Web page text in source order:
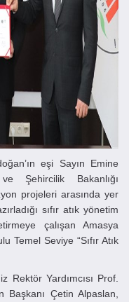
eşi Sayın Emine
Şehircilik Bakanlığı
projeleri arasında yer
sıfır atık yönetim
çalışan Amasya
Temel Seviye “Sıfır Atık
Rektör Yardımcısı Prof.
Başkanı Çetin Alpaslan,